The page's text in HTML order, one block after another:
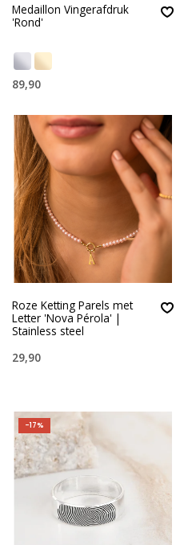
Medaillon Vingerafdruk
'Rond'
89,90
Roze Ketting Parels met
Letter 'Nova Pérola' |
Stainless steel
29,90
-17%